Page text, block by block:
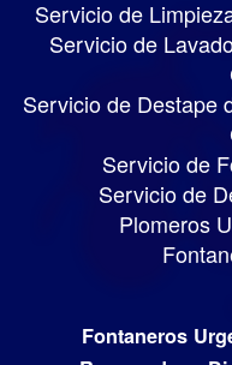
Servicio de
Servicio de
Servicio de Destape
Servicio de
Servicio de
Plomeros
Fontaneros